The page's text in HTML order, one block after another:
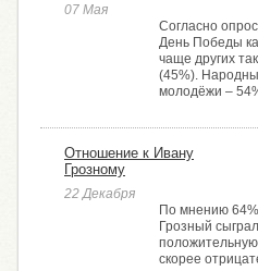
07 Мая
Согласно
День Победы
чаще других
(45%).
молодёжи –
Отношение к Ивану
Грозному
22 Декабря
По мнению
Грозный
скорее